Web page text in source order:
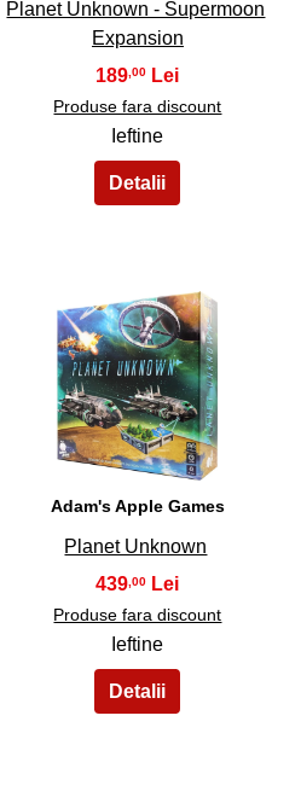
Planet Unknown - Supermoon
Expansion
189,00
Produse fara discount
Ieftine
33
Adam's Apple Games
Planet Unknown
439 ,00
Produse fara discount
Ieftine